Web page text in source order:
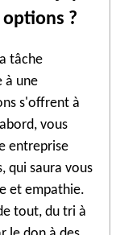
?
tâche
à une
s'offrent à
vous
entreprise
qui saura vous
et empathie.
tout, du tri à